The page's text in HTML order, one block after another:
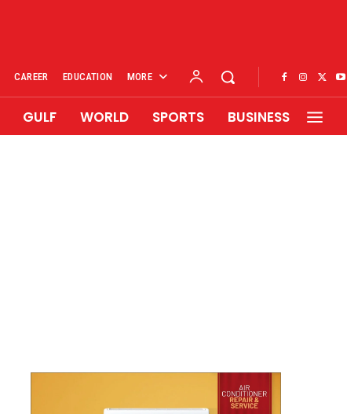
CAREER EDUCATION MORE
GULF WORLD SPORTS BUSINESS